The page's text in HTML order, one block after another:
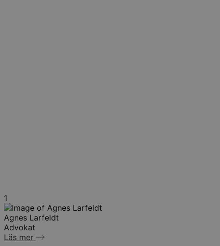
1
Agnes Larfeldt
Advokat
Läs mer